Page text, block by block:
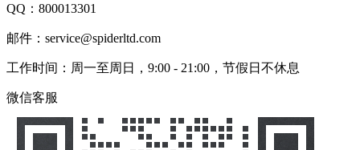
QQ： 800013301
邮件：service@spiderltd.com
工作时间：周一至周日，9:00 - 21:00，节假日不休息
微信客服